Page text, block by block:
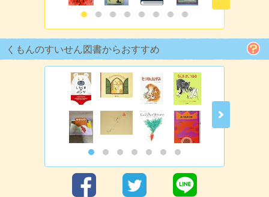
くもんのすいせん図書からおすすめ